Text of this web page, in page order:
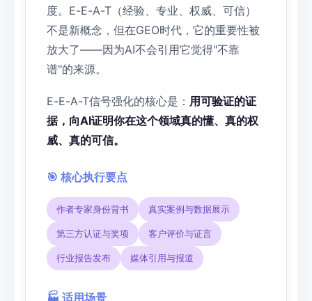
度。E-E-A-T（经验、专业、权威、可信）
不是新概念，但在GEO时代，它的重要性被
放大了——因为AI不会引用它觉得"不靠
谱"的来源。
E-E-A-T信号强化的核心是： 用可验证的证
据，向AI证明你在这个领域真的懂、真的权
威、真的可信。
🎯 核心执行要点
作者专家身份背书 真实案例与数据展示
第三方认证与奖项 客户评价与证言
行业报告发布 媒体引用与报道
🏭 适用场景